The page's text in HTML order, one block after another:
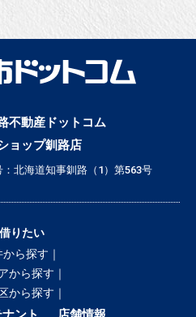
動産ドットコム
ョップ釧路店
北海道知事釧路（1）第563号
りたい
から探す｜
から探す｜
から探す｜